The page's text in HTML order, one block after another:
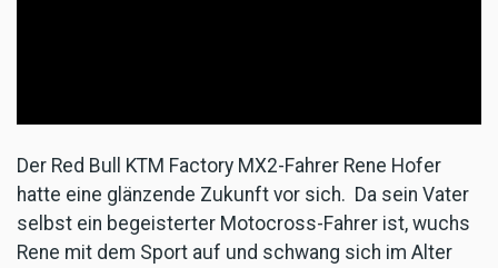
Der Red Bull KTM Factory MX2-Fahrer Rene Hofer
hatte eine glänzende Zukunft vor sich. Da sein Vater
selbst ein begeisterter Motocross-Fahrer ist, wuchs
Rene mit dem Sport auf und schwang sich im Alter